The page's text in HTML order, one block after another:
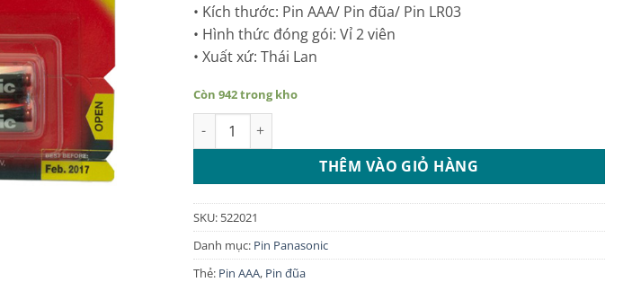
• Kích thước: Pin AAA/ Pin đũa/ Pin LR03
• Hình thức đóng gói: Vỉ 2 viên
• Xuất xứ: Thái Lan
Còn 942 trong kho
Pin AAA Panasonic vỉ 2 viên số lượng
THÊM VÀO GIỎ HÀNG
SKU: 522021
Danh mục: Pin Panasonic
Thẻ: Pin AAA, Pin đũa